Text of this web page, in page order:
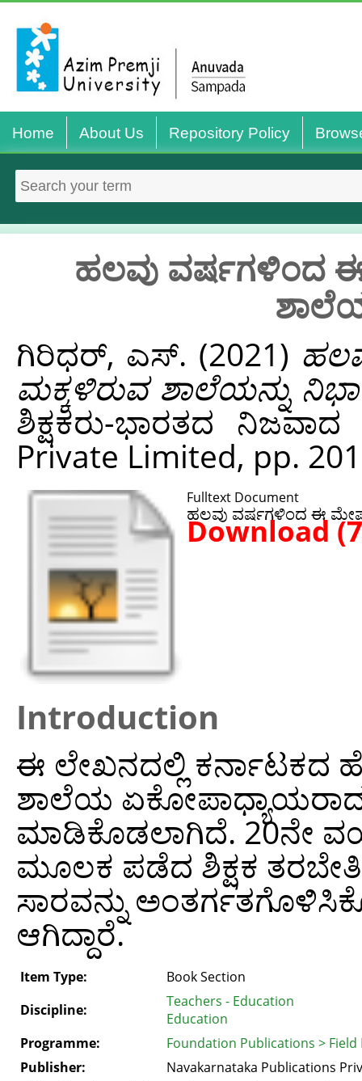
Home About Us Repository Policy
ಹಲವು ವರ್ಷಗಳಿಂದ
ಗಿರಿಧರ್, ಎಸ್. (2021)
ಮಕ್ಕಳಿರುವ ಶಾಲೆಯನ್ನು
ಶಿಕ್ಷಕರು-ಭಾರತದ
Private Limited, pp.
Fulltext Document
ಹಲವು ವರ್ಷಗಳಿಂದ ಈ
Download
Introduction
ಈ ಲೇಖನದಲ್ಲಿ ಕರ್ನಾಟಕದ
ಶಾಲೆಯ
ಮಾಡಿಕೊಡಲಾಗಿದೆ. 20ನೇ
ಮೂಲಕ ಪಡೆದ ಶಿಕ್ಷಕ
ಸಾರವನ್ನು
ಆಗಿದ್ದಾರೆ.
Item Type:
Book Section
Discipline:
Teachers - Education
Education
Programme:
Foundation Publications > Field
Publisher:
Navakarnataka Publications